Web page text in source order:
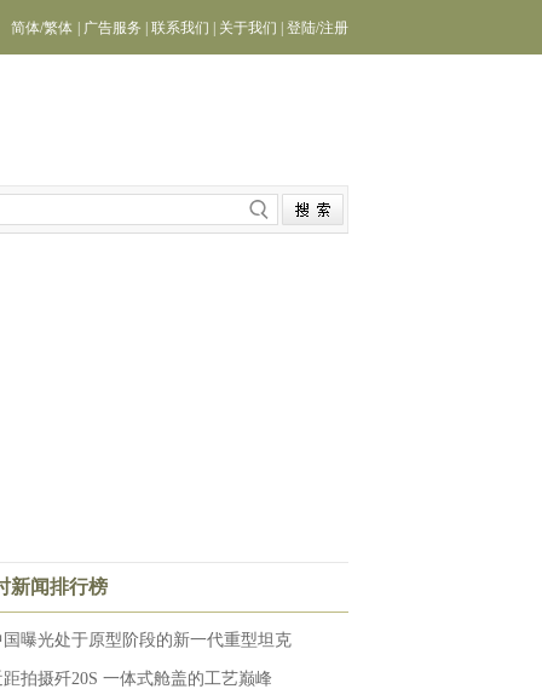
简体/繁体 广告服务 联系我们 关于我们 登陆/注册
新闻排行榜
国曝光处于原型阶段的新一代重型坦克
距拍摄歼20S 一体式舱盖的工艺巅峰